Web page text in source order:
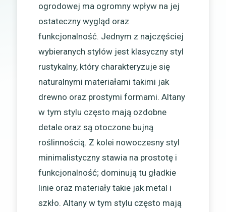
ogrodowej ma ogromny wpływ na jej
ostateczny wygląd oraz
funkcjonalność. Jednym z najczęściej
wybieranych stylów jest klasyczny styl
rustykalny, który charakteryzuje się
naturalnymi materiałami takimi jak
drewno oraz prostymi formami. Altany
w tym stylu często mają ozdobne
detale oraz są otoczone bujną
roślinnością. Z kolei nowoczesny styl
minimalistyczny stawia na prostotę i
funkcjonalność; dominują tu gładkie
linie oraz materiały takie jak metal i
szkło. Altany w tym stylu często mają